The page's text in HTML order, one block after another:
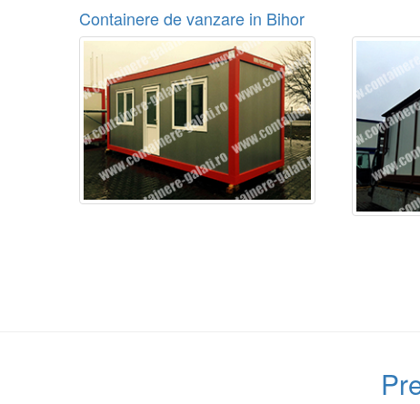
Containere de vanzare in Bihor